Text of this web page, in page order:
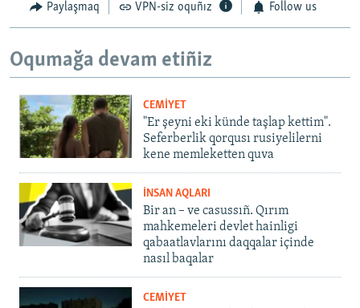
Paylaşmaq VPN-siz oquñız Follow us
Oqumağa devam etiñiz
CEMİYET
"Er şeyni eki künde taşlap kettim".
Seferberlik qorqusı rusiyelilerni
kene memleketten quva
İNSAN AQLARI
Bir an – ve casussıñ. Qırım
mahkemeleri devlet hainligi
qabaatlavlarını daqqalar içinde
nasıl baqalar
CEMİYET